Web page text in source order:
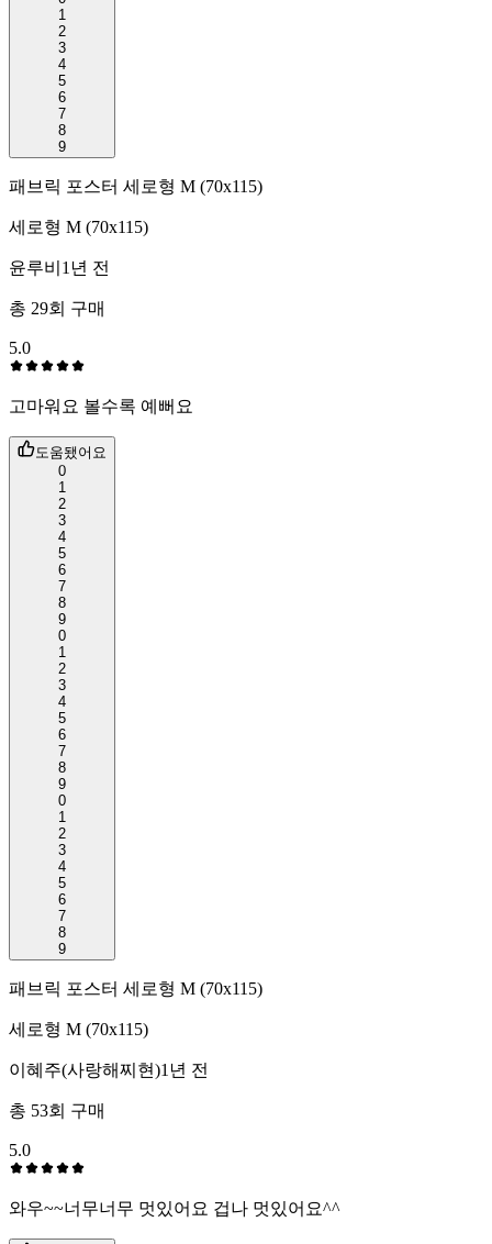
1
2
3
4
5
6
7
8
9
패브릭 포스터 세로형 M (70x115)
세로형 M (70x115)
윤루비 1년 전
총 29회 구매
5.0
고마워요 볼수록 예뻐요
도움됐어요
0
1
2
3
4
5
6
7
8
9
0
1
2
3
4
5
6
7
8
9
0
1
2
3
4
5
6
7
8
9
패브릭 포스터 세로형 M (70x115)
세로형 M (70x115)
이혜주(사랑해찌현)1년 전
총 53회 구매
5.0
와우~~너무너무 멋있어요 겁나 멋있어요^^